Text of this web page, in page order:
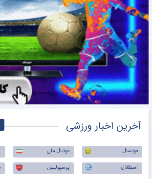
آخرین اخبار ورزشی
فوتسال فوتبال ملی
استقلال
پرسپولیس